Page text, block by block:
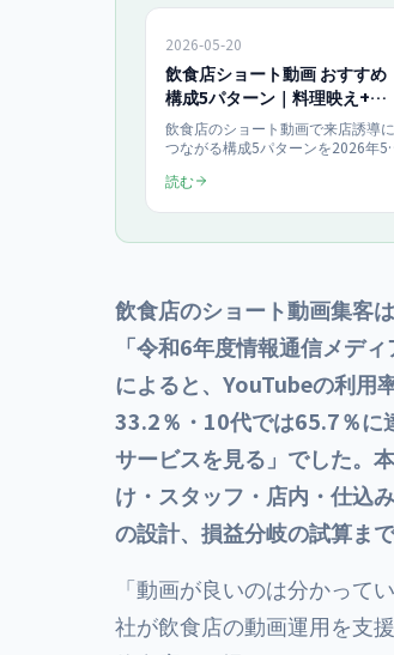
2026-05-20
飲食店ショート動画 おすすめ
構成5パターン｜料理映え+店
主出演【2026年5月】
飲食店のショート動画で来店誘導に
つながる構成5パターンを2026年5
演・調理工程・客席ライブ・季節限
で実例で解説します。
読む
飲食店のショート動画集客
「令和6年度情報通信メデ
によると、YouTubeの利
33.2％・10代では65.7％に
サービスを見る」でした。
け・スタッフ・店内・仕込
の設計、損益分岐の試算ま
「動画が良いのは分かっ
社が飲食店の動画運用を支